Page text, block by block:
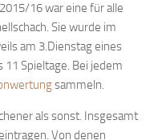
16 war eine für alle
Sie wurde im
am 3.Dienstag eines
Spieltage. Bei jedem
sammeln.
als sonst. Insgesamt
Von denen